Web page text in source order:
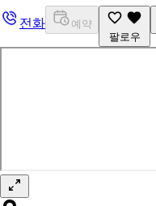
전화
예약
팔로우